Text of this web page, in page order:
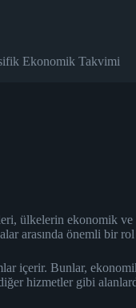
Ekonomik Takvimi
ülkelerin ekonomik ve
arasında önemli bir
içerir. Bunlar,
hizmetler gibi